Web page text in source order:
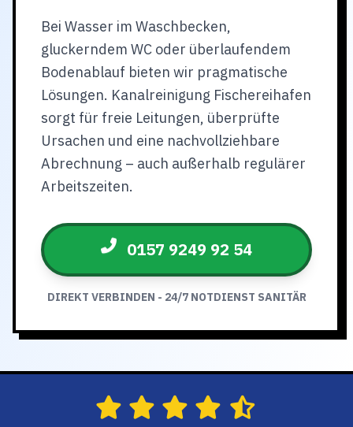
Bei Wasser im Waschbecken,
gluckerndem WC oder überlaufendem
Bodenablauf bieten wir pragmatische
Lösungen. Kanalreinigung Fischereihafen
sorgt für freie Leitungen, überprüfte
Ursachen und eine nachvollziehbare
Abrechnung – auch außerhalb regulärer
Arbeitszeiten.
0157 9249 92 54
DIREKT VERBINDEN - 24/7 NOTDIENST SANITÄR